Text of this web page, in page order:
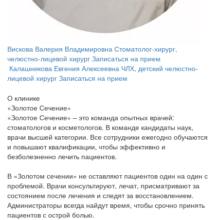
Вискова Валерия Владимировна Стоматолог-хирург,
челюстно-лицевой хирург Записаться на прием
Калашникова Евгения Алексеевна ЧЛХ, детский челюстно-
лицевой хирург Записаться на прием
О клинике
«Золотое Сечение»
«Золотое Сечение» – это команда опытных врачей:
стоматологов и косметологов. В команде кандидаты наук,
врачи высшей категории. Все сотрудники ежегодно обучаются
и повышают квалификации, чтобы эффективно и
безболезненно лечить пациентов.
В «Золотом сечении» не оставляют пациентов один на один с
проблемой. Врачи консультируют, лечат, присматривают за
состоянием после лечения и следят за восстановлением.
Администраторы всегда найдут время, чтобы срочно принять
пациентов с острой болью.